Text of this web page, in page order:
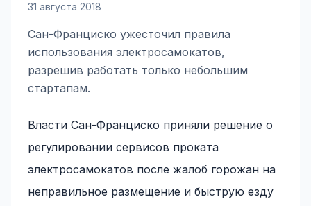
31 августа 2018
Сан-Франциско ужесточил правила
использования электросамокатов,
разрешив работать только небольшим
стартапам.
Власти Сан-Франциско приняли решение о
регулировании сервисов проката
электросамокатов после жалоб горожан на
неправильное размещение и быструю езду